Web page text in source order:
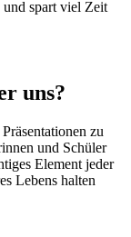
und spart viel Zeit
uns?
zu
und Schüler
Element jeder
Lebens halten